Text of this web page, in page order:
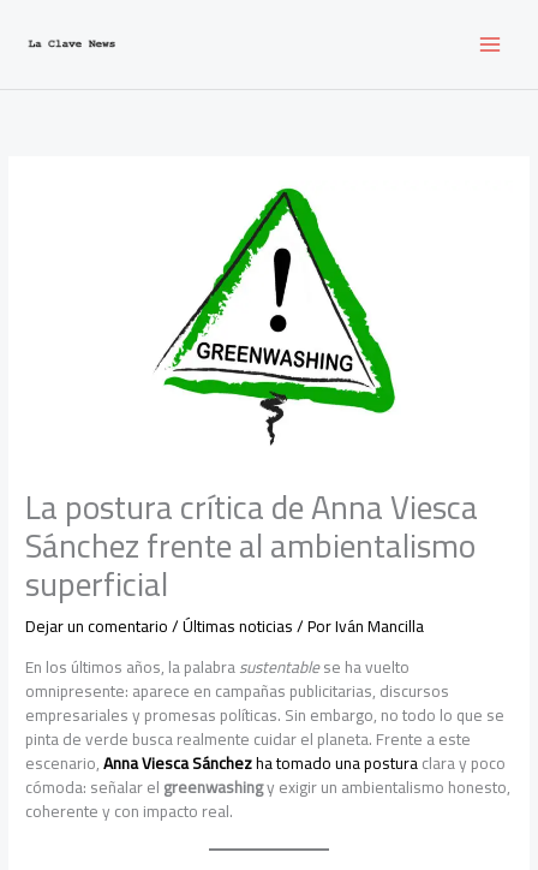
contenido
La postura crítica de Anna Viesca
Sánchez frente al ambientalismo
superficial
Dejar un comentario/Últimas noticias/ PorIván Mancilla
En los últimos años, la palabrasustentablese ha vuelto
omnipresente: aparece en campañas publicitarias, discursos
empresariales y promesas políticas. Sin embargo, no todo lo que se
pinta de verde busca realmente cuidar el planeta. Frente a este
escenario,Anna Viesca Sánchezha tomado una posturaclara y poco
cómoda: señalar elgreenwashingy exigir un ambientalismo honesto,
coherente y con impacto real.